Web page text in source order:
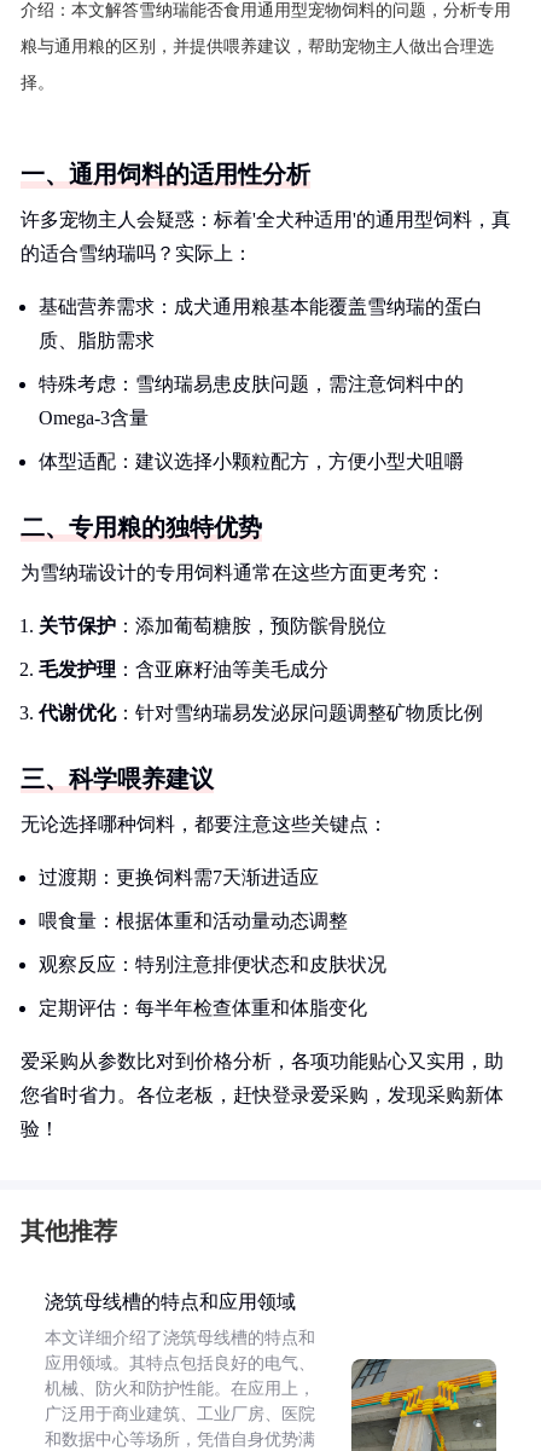
介绍： 本文解答雪纳瑞能否食用通用型宠物饲料的问题，分析专用
粮与通用粮的区别，并提供喂养建议，帮助宠物主人做出合理选
择。
一、通用饲料的适用性分析
许多宠物主人会疑惑：标着'全犬种适用'的通用型饲料，真
的适合雪纳瑞吗？实际上：
基础营养需求：成犬通用粮基本能覆盖雪纳瑞的蛋白
质、脂肪需求
特殊考虑：雪纳瑞易患皮肤问题，需注意饲料中的
Omega-3含量
体型适配：建议选择小颗粒配方，方便小型犬咀嚼
二、专用粮的独特优势
为雪纳瑞设计的专用饲料通常在这些方面更考究：
关节保护 ：添加葡萄糖胺，预防髌骨脱位
毛发护理 ：含亚麻籽油等美毛成分
代谢优化：针对雪纳瑞易发泌尿问题调整矿物质比例
三、科学喂养建议
无论选择哪种饲料，都要注意这些关键点：
过渡期：更换饲料需7天渐进适应
喂食量：根据体重和活动量动态调整
观察反应：特别注意排便状态和皮肤状况
定期评估：每半年检查体重和体脂变化
爱采购从参数比对到价格分析，各项功能贴心又实用，助
您省时省力。各位老板，赶快登录爱采购，发现采购新体
验！
其他推荐
浇筑母线槽的特点和应用领域
本文详细介绍了浇筑母线槽的特点和
应用领域。其特点包括良好的电气、
机械、防火和防护性能。在应用上，
广泛用于商业建筑、工业厂房、医院
和数据中心等场所，凭借自身优势满